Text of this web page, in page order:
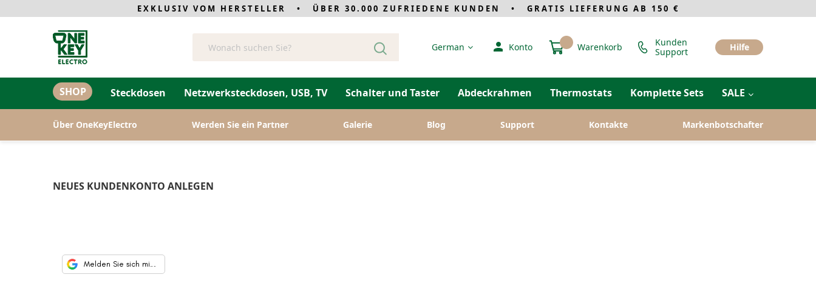
EXKLUSIV VOM HERSTELLER • ÜBER 30.000 ZUFRIEDENE KUNDEN • GRATIS LIEFERUNG AB 150 €
Sprache
German Konto Warenkorb
Kunden
Support
Hilfe
SHOP Steckdosen Netzwerksteckdosen, USB, TV Schalter und Taster Abdeckrahmen Thermostats Komplette Sets SALE
Über OneKeyElectro Werden Sie ein Partner Galerie Blog Support Kontakte Markenbotschafter
NEUES KUNDENKONTO ANLEGEN
Melden Sie sich mit Google an